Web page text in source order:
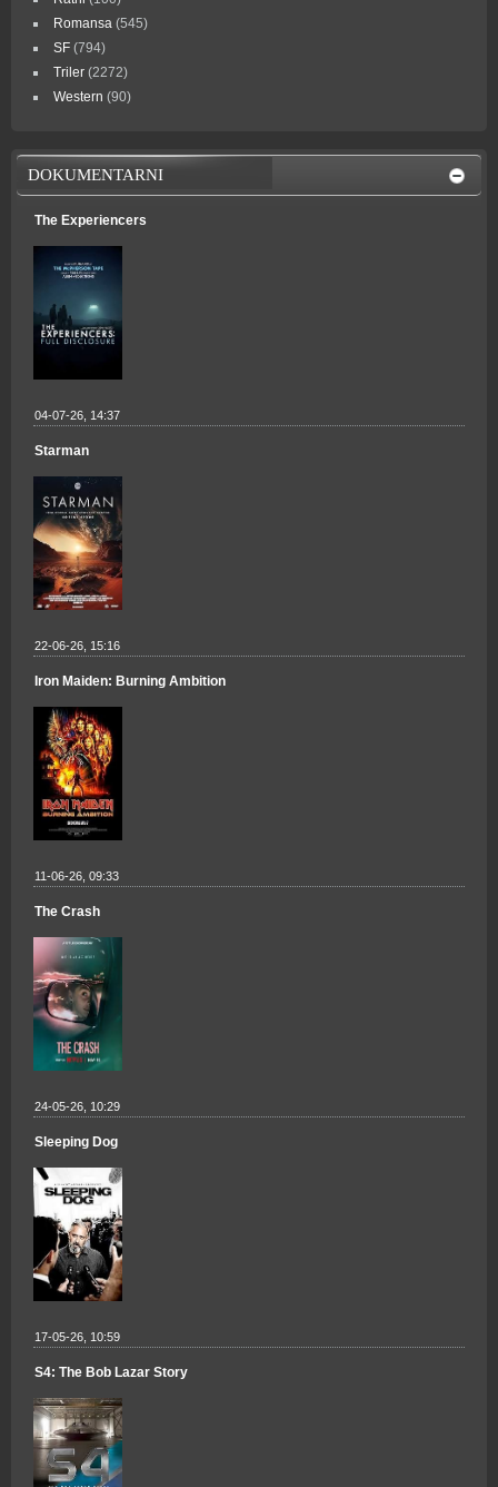
Romansa (545)
SF (794)
Triler (2272)
Western (90)
DOKUMENTARNI
The Experiencers
04-07-26, 14:37
Starman
22-06-26, 15:16
Iron Maiden: Burning Ambition
11-06-26, 09:33
The Crash
24-05-26, 10:29
Sleeping Dog
17-05-26, 10:59
S4: The Bob Lazar Story